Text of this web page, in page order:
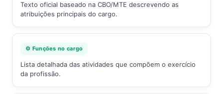
Texto oficial baseado na CBO/MTE descrevendo as
atribuições principais do cargo.
⚙️ Funções no cargo
Lista detalhada das atividades que compõem o exercício
da profissão.